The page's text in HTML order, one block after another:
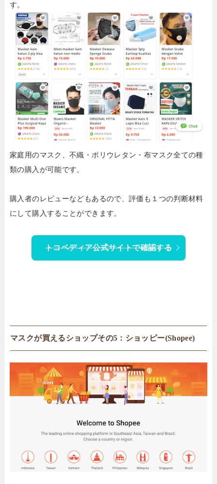
す。
家庭用のマスク、不織・ポリウレタン・布マスク全ての種
類の購入が可能です。
購入者のレビューなどもあるので、評価も１つの判断材料
にして購入することができます。
トコペディア公式サイトで確認する
マスクが買えるショップその5：ショッピー(Shopee)